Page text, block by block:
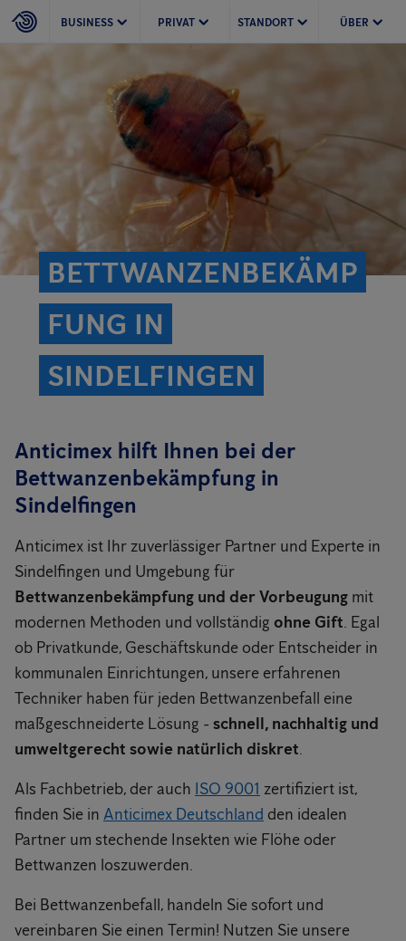
BUSINESS PRIVAT STANDORT ÜBER
BETTWANZENBEKÄMP
FUNG IN
SINDELFINGEN
Anticimex hilft Ihnen bei der
Bettwanzenbekämpfung in
Sindelfingen
Anticimex ist Ihr zuverlässiger Partner und Experte in
Sindelfingen und Umgebung für
Bettwanzenbekämpfung und der Vorbeugung mit
modernen Methoden und vollständig ohne Gift. Egal
ob Privatkunde, Geschäftskunde oder Entscheider in
kommunalen Einrichtungen, unsere erfahrenen
Techniker haben für jeden Bettwanzenbefall eine
maßgeschneiderte Lösung - schnell, nachhaltig und
umweltgerecht sowie natürlich diskret.
Als Fachbetrieb, der auch ISO 9001 zertifiziert ist,
finden Sie in Anticimex Deutschland den idealen
Partner um stechende Insekten wie Flöhe oder
Bettwanzen loszuwerden.
Bei Bettwanzenbefall, handeln Sie sofort und
vereinbaren Sie einen Termin! Nutzen Sie unsere